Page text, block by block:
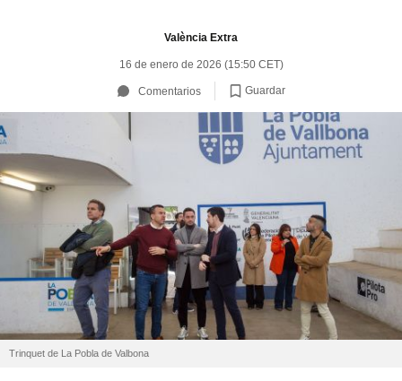
València Extra
16 de enero de 2026 (15:50 CET)
Comentarios Guardar
Trinquet de La Pobla de Valbona